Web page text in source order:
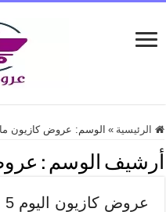
الرئيسية » الوسم: عروض كازيون
أرشيف الوسم :
عروض كازيون اليوم 5 ابريل 2026